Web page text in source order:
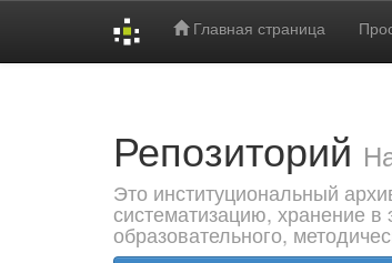
Главная страница
Репозиторий
Это институциональный
систематизацию, хранение
образовательного,